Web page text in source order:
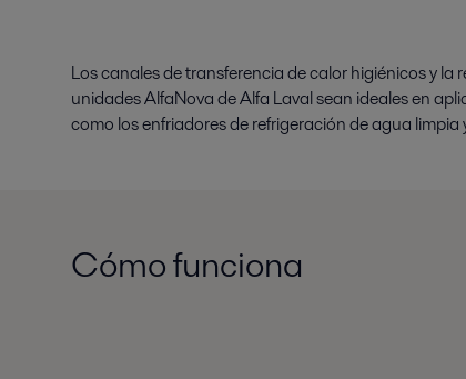
Los canales de transferencia de calor higiénicos y
unidades AlfaNova de Alfa Laval sean ideales en
como los enfriadores de refrigeración de agua
Cómo funciona